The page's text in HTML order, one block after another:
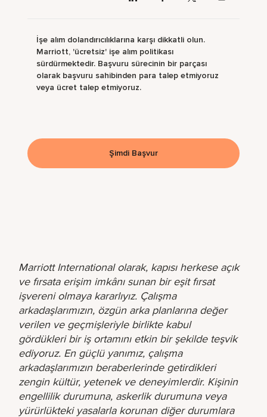
Marriott International olarak, kapısı herkese açık
ve fırsata erişim imkânı sunan bir eşit fırsat
işvereni olmaya kararlıyız. Çalışma
arkadaşlarımızın, özgün arka planlarına değer
verilen ve geçmişleriyle birlikte kabul
gördükleri bir iş ortamını etkin bir şekilde teşvik
ediyoruz. En güçlü yanımız, çalışma
arkadaşlarımızın beraberlerinde getirdikleri
zengin kültür, yetenek ve deneyimlerdir. Kişinin
engellilik durumuna, askerlik durumuna veya
yürürlükteki yasalarla korunan diğer durumlara
İşe alım dolandırıcılıklarına karşı dikkatli olun.
Marriott, 'ücretsiz' işe alım politikası
sürdürmektedir. Başvuru sürecinin bir parçası
olarak başvuru sahibinden para talep etmiyoruz
veya ücret talep etmiyoruz.
Şimdi Başvur